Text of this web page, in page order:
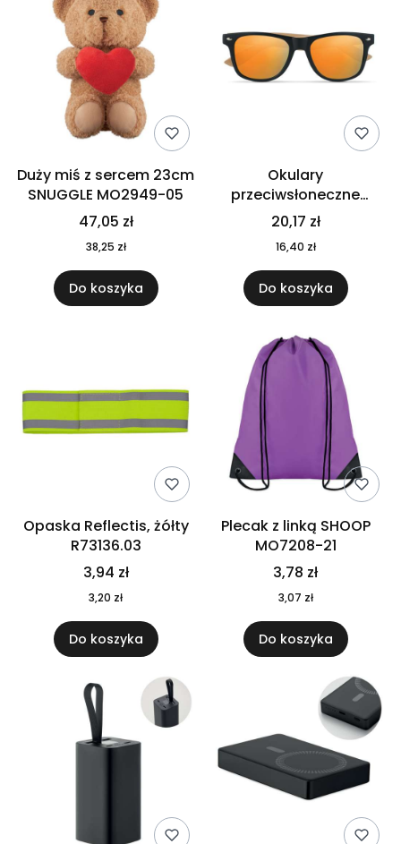
Duży miś z sercem 23cm
SNUGGLE MO2949-05
47,05 zł
38,25 zł
Do koszyka
Okulary
przeciwsłoneczne
CALIFORNIA TOUCH
MO9617-10
20,17 zł
16,40 zł
Do koszyka
Opaska Reflectis, żółty
R73136.03
3,94 zł
3,20 zł
Do koszyka
Plecak z linką SHOOP
MO7208-21
3,78 zł
3,07 zł
Do koszyka